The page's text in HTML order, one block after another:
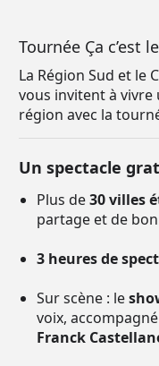
Tournée Ça c’est
La Région Sud et le
vous invitent à
région avec la
Un spectacle
Plus de30 villes
partage et de
3 heures de
Sur scène : le
voix,
Franck